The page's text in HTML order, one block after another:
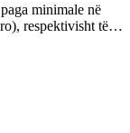
minimale në
respektivisht të…